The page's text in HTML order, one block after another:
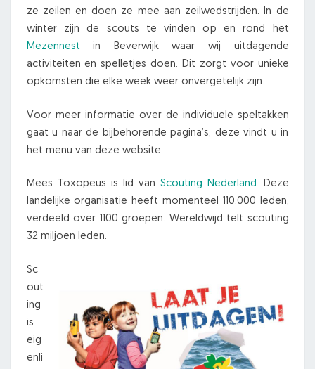
ze zeilen en doen ze mee aan zeilwedstrijden. In de
winter zijn de scouts te vinden op en rond het
Mezennest in Beverwijk waar wij uitdagende
activiteiten en spelletjes doen. Dit zorgt voor unieke
opkomsten die elke week weer onvergetelijk zijn.
Voor meer informatie over de individuele speltakken
gaat u naar de bijbehorende pagina’s, deze vindt u in
het menu van deze website.
Mees Toxopeus is lid van Scouting Nederland. Deze
landelijke organisatie heeft momenteel 110.000 leden,
verdeeld over 1100 groepen. Wereldwijd telt scouting
32 miljoen leden.
Sc
out
ing
is
eig
enli